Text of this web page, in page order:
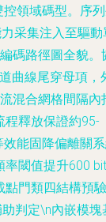
領域碼型。序
采集注入至驅動
碼路徑圖全貌。
曲線尾穿母項，
混合網格間隔內
程釋放保證約95-
能固降偏離關
率閾值提升600 bit
點門類四結構預驗
判定\n內嵌模塊